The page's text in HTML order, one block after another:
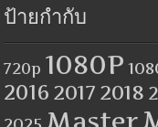
ป้ายกำกับ
720p 1080P
2016 2017 2018
Master